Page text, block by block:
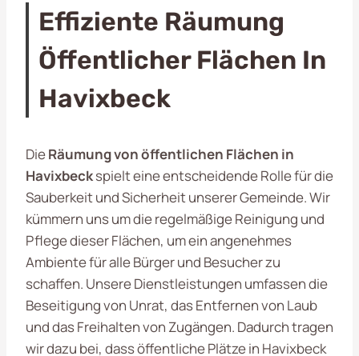
Effiziente Räumung
Öffentlicher Flächen In
Havixbeck
DieRäumung von öffentlichen Flächen in
Havixbeckspielt eine entscheidende Rolle für die
Sauberkeit und Sicherheit unserer Gemeinde. Wir
kümmern uns um die regelmäßige Reinigung und
Pflege dieser Flächen, um ein angenehmes
Ambiente für alle Bürger und Besucher zu
schaffen. Unsere Dienstleistungen umfassen die
Beseitigung von Unrat, das Entfernen von Laub
und das Freihalten von Zugängen. Dadurch tragen
wir dazu bei, dass öffentliche Plätze in Havixbeck